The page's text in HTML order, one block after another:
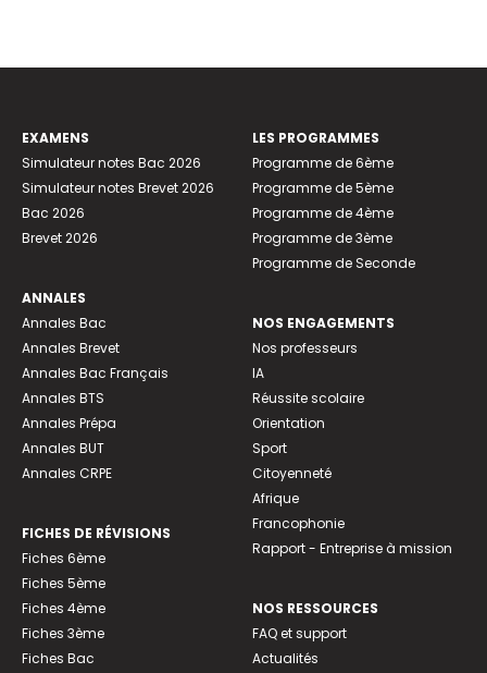
EXAMENS
Simulateur notes Bac 2026
Simulateur notes Brevet 2026
Bac 2026
Brevet 2026
ANNALES
Annales Bac
Annales Brevet
Annales Bac Français
Annales BTS
Annales Prépa
Annales BUT
Annales CRPE
FICHES DE RÉVISIONS
Fiches 6ème
Fiches 5ème
Fiches 4ème
Fiches 3ème
Fiches Bac
LES PROGRAMMES
Programme de 6ème
Programme de 5ème
Programme de 4ème
Programme de 3ème
Programme de Seconde
NOS ENGAGEMENTS
Nos professeurs
IA
Réussite scolaire
Orientation
Sport
Citoyenneté
Afrique
Francophonie
Rapport - Entreprise à mission
NOS RESSOURCES
FAQ et support
Actualités